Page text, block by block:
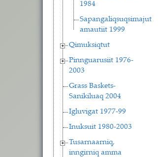
1984
Sapangaliqsuqsimajut
amautiit 1999
Qimuksiqtut
Pinnguarusiit 1976-
2003
Grass Baskets-
Sanikiluaq 2004
Igluvigat 1977-99
Inuksuit 1980-2003
Tusarnaarniq,
inngirniq amma